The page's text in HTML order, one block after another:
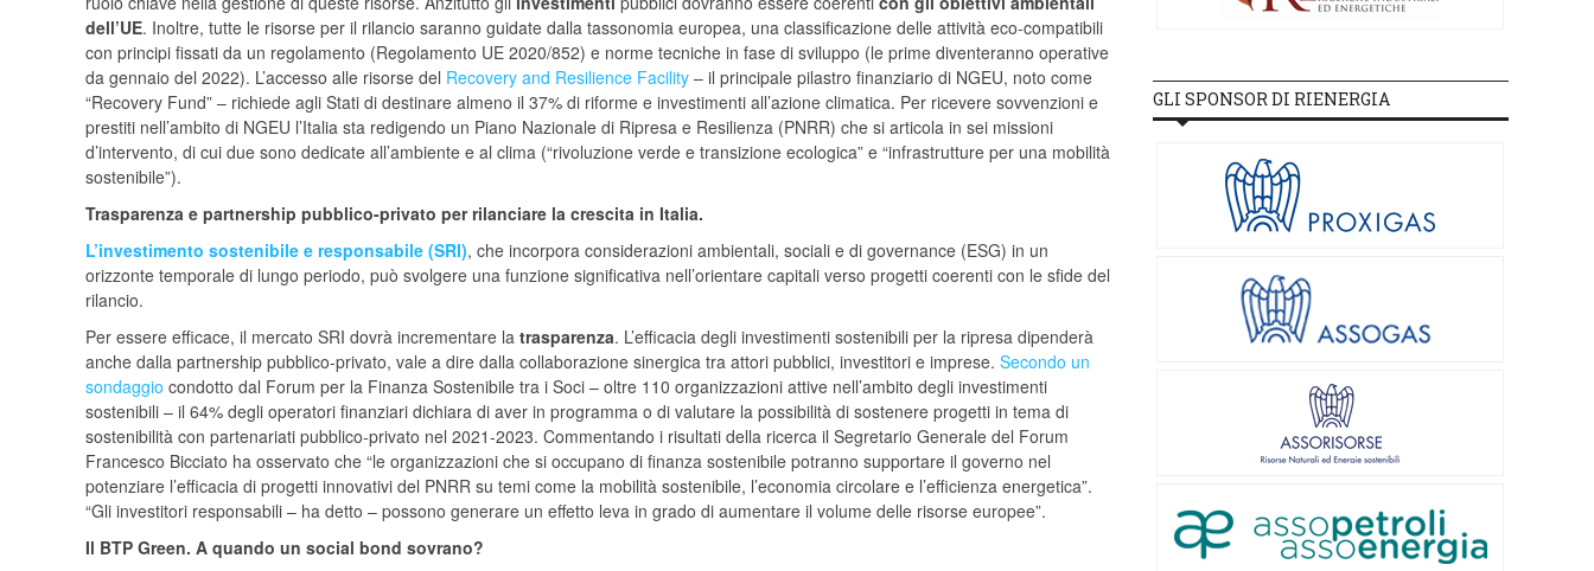
dell’UE. Inoltre, tutte le risorse per il rilancio saranno guidate dalla tassonomia europea, una classificazione delle attività eco-compatibili
con principi fissati da un regolamento (Regolamento UE 2020/852) e norme tecniche in fase di sviluppo (le prime diventeranno operative
da gennaio del 2022). L’accesso alle risorse del Recovery and Resilience Facility – il principale pilastro finanziario di NGEU, noto come
“Recovery Fund” – richiede agli Stati di destinare almeno il 37% di riforme e investimenti all’azione climatica. Per ricevere sovvenzioni e
prestiti nell’ambito di NGEU l’Italia sta redigendo un Piano Nazionale di Ripresa e Resilienza (PNRR) che si articola in sei missioni
d’intervento, di cui due sono dedicate all’ambiente e al clima (“rivoluzione verde e transizione ecologica” e “infrastrutture per una mobilità
sostenibile”).
Trasparenza e partnership pubblico-privato per rilanciare la crescita in Italia.
L’investimento sostenibile e responsabile (SRI), che incorpora considerazioni ambientali, sociali e di governance (ESG) in un
orizzonte temporale di lungo periodo, può svolgere una funzione significativa nell’orientare capitali verso progetti coerenti con le sfide del
rilancio.
Per essere efficace, il mercato SRI dovrà incrementare la trasparenza. L’efficacia degli investimenti sostenibili per la ripresa dipenderà
anche dalla partnership pubblico-privato, vale a dire dalla collaborazione sinergica tra attori pubblici, investitori e imprese. Secondo un
sondaggio condotto dal Forum per la Finanza Sostenibile tra i Soci – oltre 110 organizzazioni attive nell’ambito degli investimenti
sostenibili – il 64% degli operatori finanziari dichiara di aver in programma o di valutare la possibilità di sostenere progetti in tema di
sostenibilità con partenariati pubblico-privato nel 2021-2023. Commentando i risultati della ricerca il Segretario Generale del Forum
Francesco Bicciato ha osservato che “le organizzazioni che si occupano di finanza sostenibile potranno supportare il governo nel
potenziare l’efficacia di progetti innovativi del PNRR su temi come la mobilità sostenibile, l’economia circolare e l’efficienza energetica”.
“Gli investitori responsabili – ha detto – possono generare un effetto leva in grado di aumentare il volume delle risorse europee”.
Il BTP Green. A quando un social bond sovrano?
GLI SPONSOR DI RIENERGIA